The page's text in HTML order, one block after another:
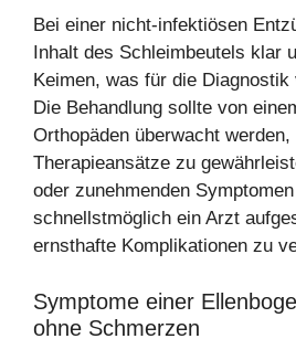
Bei einer nicht-infektiösen
Inhalt des Schleimbeutels klar
Keimen, was für die
Die Behandlung sollte von
Orthopäden überwacht
Therapieansätze zu
oder zunehmenden
schnellstmöglich ein Arzt
ernsthafte Komplikationen zu
Symptome einer
ohne Schmerzen